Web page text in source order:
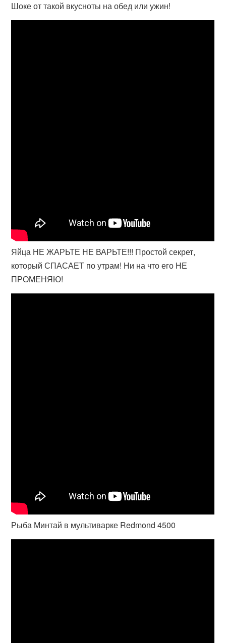
Шоке от такой вкусноты на обед или ужин!
Яйца НЕ ЖАРЬТЕ НЕ ВАРЬТЕ!!! Простой секрет,
который СПАСАЕТ по утрам! Ни на что его НЕ
ПРОМЕНЯЮ!
Рыба Минтай в мультиварке Redmond 4500